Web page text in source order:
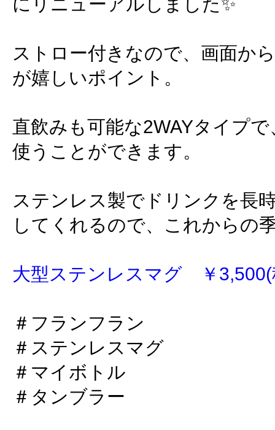
にリニューアルしました✨
ストロー付きなので、画面か
が嬉しいポイント。
直飲みも可能な2WAYタイプ
使うことができます。
ステンレス製でドリンクを長
してくれるので、これからの
大型ステンレスマグ ￥3,500(
＃フランフラン
＃ステンレスマグ
＃マイボトル
＃タンブラー